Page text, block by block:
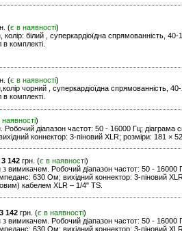
(є в наявності)
білий , суперкардіоїдна спрямованність,
комплекті.
(є в наявності)
чорний , суперкардіоїдна спрямованність,
комплекті.
)
діапазон частот: 50 - 16000 Гц; діаграма
коннектор: 3-піновий XLR; розміри: 181 ×
3 142 грн. (є в наявності)
вимикачем. Робочий діапазон частот: 50 - 16000
630 Ом; вихідний коннектор: 3-піновий
кабелем XLR – 1/4" TS.
3 142 грн. (є в наявності)
вимикачем. Робочий діапазон частот: 50 - 16000
630 Ом; вихідний коннектор: 3-піновий